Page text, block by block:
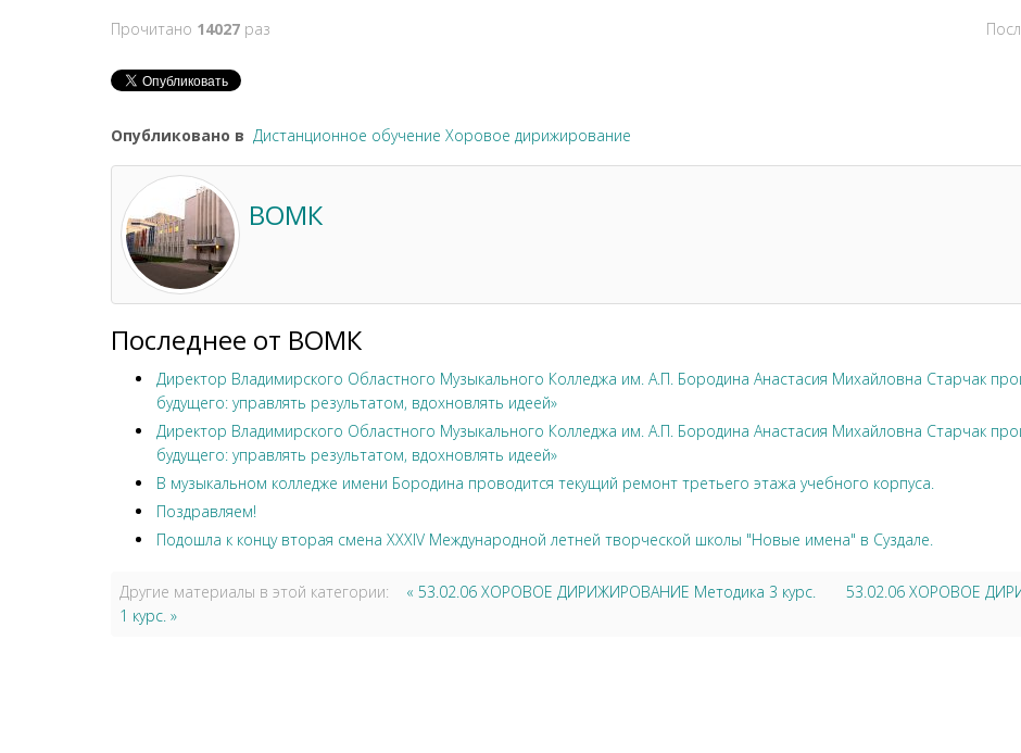
Прочитано 14027 раз
Опубликовано в Дистанционное обучение Хоровое дирижирование
ВОМК
Последнее от ВОМК
Директор Владимирского Областного Музыкального Колледжа им. А.П. Бородина Анастасия Михайловна Старчак
будущего: управлять результатом, вдохновлять идеей»
Директор Владимирского Областного Музыкального Колледжа им. А.П. Бородина Анастасия Михайловна Старчак
будущего: управлять результатом, вдохновлять идеей»
В музыкальном колледже имени Бородина проводится текущий ремонт третьего этажа учебного корпуса.
Поздравляем!
Подошла к концу вторая смена XXXIV Международной летней творческой школы "Новые имена" в Суздале.
Другие материалы в этой категории: « 53.02.06 ХОРОВОЕ ДИРИЖИРОВАНИЕ Методика 3 курс.
53.02.06 ХОРОВОЕ
1 курс. »